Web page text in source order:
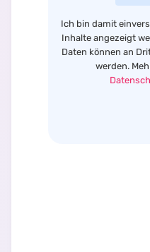
Ich bin damit
Inhalte angezeigt
Daten können an
werden.